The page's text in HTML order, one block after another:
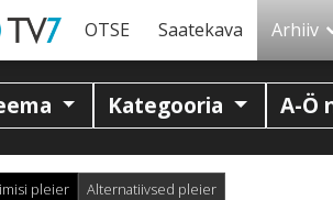
OTSE Saatekava Arhiiv
Kategooria A-Ö
pleier Alternatiivsed pleier